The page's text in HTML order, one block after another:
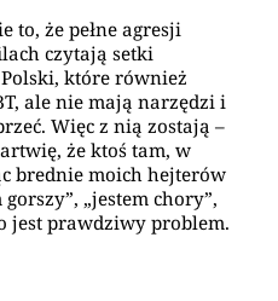
to, że pełne agresji
czytają setki
które również
ale nie mają narzędzi i
Więc z nią zostają –
że ktoś tam, w
brednie moich hejterów
„jestem chory”,
jest prawdziwy problem.